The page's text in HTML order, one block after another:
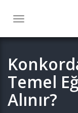
Toggle
Temel
Alınır?